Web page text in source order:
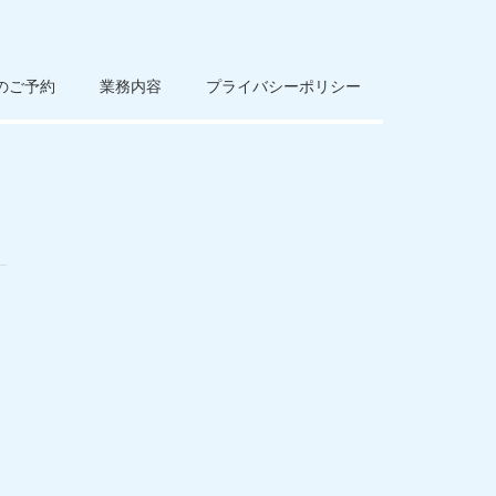
ご予約 業務内容 プライバシーポリシー